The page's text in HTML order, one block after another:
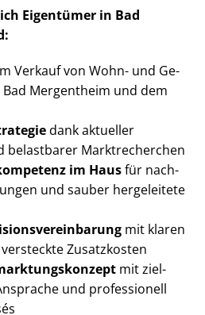
Eigentümer in Bad
Verkauf von Wohn- und Ge­
Mergentheim und dem
dank aktueller
belastbarer Marktrecherchen
im Hausfür nach­
und sauber hergeleitete
mit klaren
Zusatzkosten
mit ziel­
und professionell